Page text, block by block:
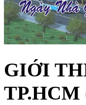
GIỚI
TP.HCM